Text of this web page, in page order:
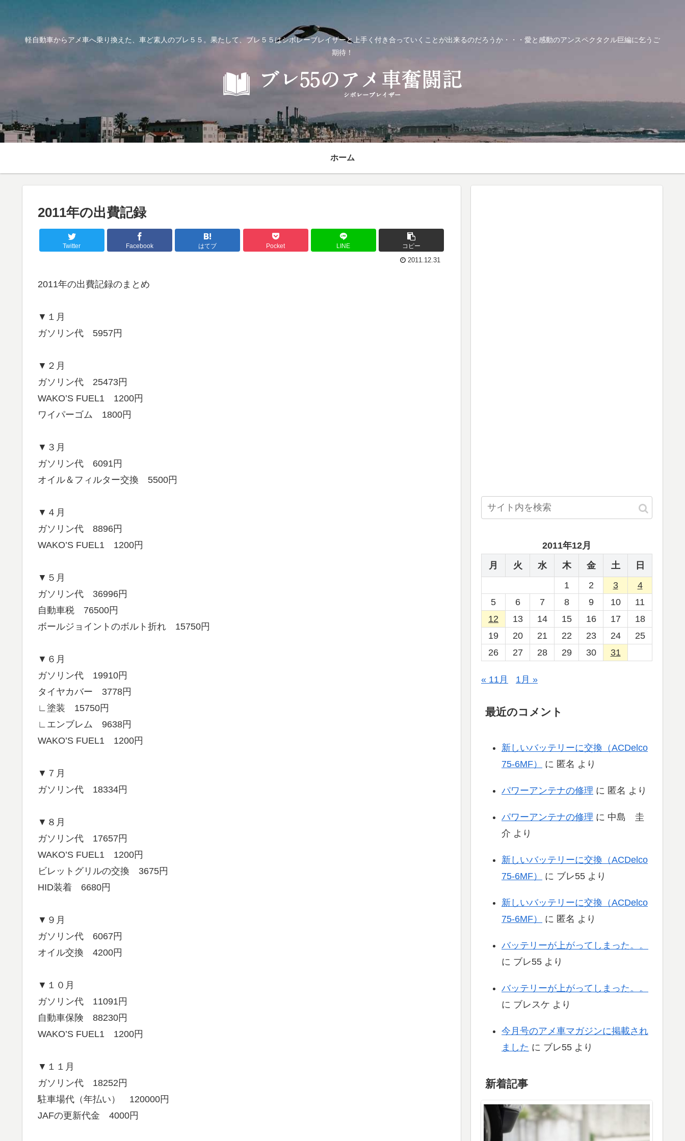
軽自動車からアメ車へ乗り換えた、車ど素人のブレ５５。果たして、ブレ５５はシボレーブレイザーと上手く付き合っていくことが出来るのだろうか・・・愛と感動のアンスペクタクル巨編に乞うご
期待！
ホーム
2011年の出費記録
Twitter Facebook はてブ Pocket LINE コピー
2011.12.31
2011年の出費記録のまとめ
▼１月
ガソリン代 5957円
▼２月
ガソリン代 25473円
WAKO’S FUEL1 1200円
ワイパーゴム 1800円
▼３月
ガソリン代 6091円
オイル＆フィルター交換 5500円
▼４月
ガソリン代 8896円
WAKO’S FUEL1 1200円
▼５月
ガソリン代 36996円
自動車税 76500円
ボールジョイントのボルト折れ 15750円
▼６月
ガソリン代 19910円
タイヤカバー 3778円
∟塗装 15750円
∟エンブレム 9638円
WAKO’S FUEL1 1200円
▼７月
ガソリン代 18334円
▼８月
ガソリン代 17657円
WAKO’S FUEL1 1200円
ビレットグリルの交換 3675円
HID装着 6680円
▼９月
ガソリン代 6067円
オイル交換 4200円
▼１０月
ガソリン代 11091円
自動車保険 88230円
WAKO’S FUEL1 1200円
▼１１月
ガソリン代 18252円
駐車場代（年払い） 120000円
JAFの更新代金 4000円
2011年12月
月
火 水 木 金 土
日
1
2 3
4
5
6 7 8 9 10
11
12
13 14 15 16 17
18
19
20 21 22 23 24
25
26
27 28 29 30 31
« 11月 1月 »
最近のコメント
新しいバッテリーに交換（ACDelco
75-6MF）
に 匿名 より
パワーアンテナの修理 に 匿名 より
パワーアンテナの修理 に 中島 圭
介 より
新しいバッテリーに交換（ACDelco
75-6MF）
に ブレ55 より
新しいバッテリーに交換（ACDelco
75-6MF）
に 匿名 より
バッテリーが上がってしまった。。
に ブレ55 より
バッテリーが上がってしまった。。
に ブレスケ より
今月号のアメ車マガジンに掲載され
ました に ブレ55 より
新着記事